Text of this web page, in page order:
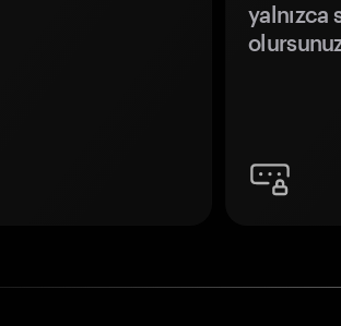
yalnızca